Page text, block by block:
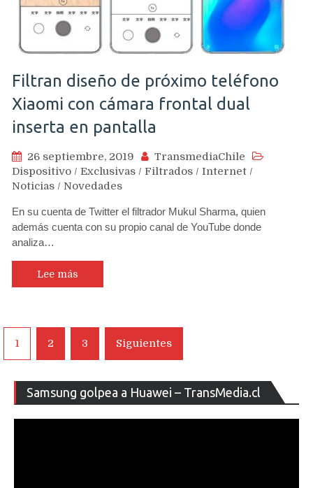
Filtran diseño de próximo teléfono
Xiaomi con cámara frontal dual
inserta en pantalla
26 septiembre, 2019
TransmediaChile
Dispositivo / Exclusivas / Filtrados / Internet /
Noticias / Novedades
En su cuenta de Twitter el filtrador Mukul Sharma, quien
además cuenta con su propio canal de YouTube donde
analiza…
Lee más
Navegación
de
entradas
1 2 3 Siguientes
Samsung golpea a Huawei – TransMedia.cl
de